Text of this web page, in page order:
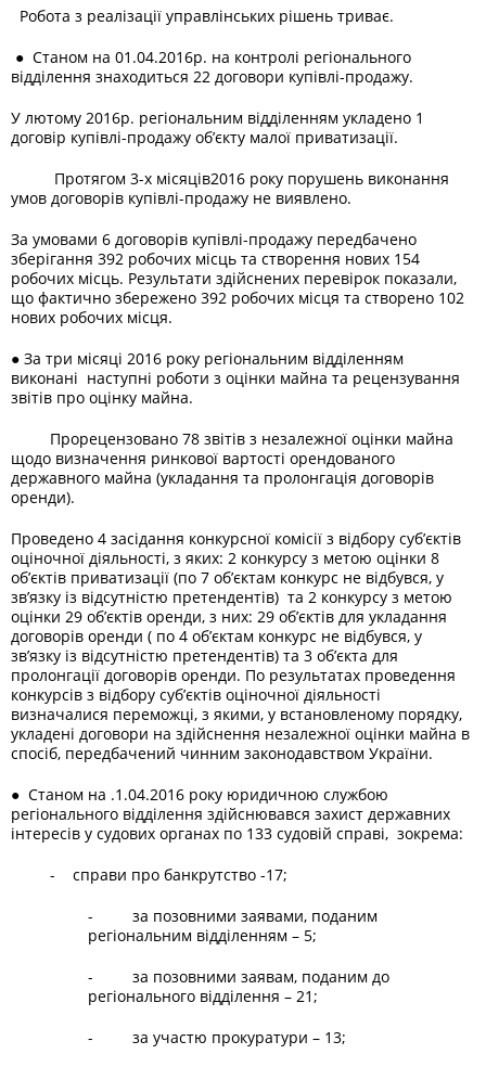
Робота з реалізації управлінських рішень триває.
● Станом на 01.04.2016р. на контролі регіонального
відділення знаходиться 22 договори купівлі-продажу.
У лютому 2016р. регіональним відділенням укладено 1
договір купівлі-продажу об’єкту малої приватизації.
Протягом 3-х місяців2016 року порушень виконання
умов договорів купівлі-продажу не виявлено.
За умовами 6 договорів купівлі-продажу передбачено
зберігання 392 робочих місць та створення нових 154
робочих місць. Результати здійснених перевірок показали,
що фактично збережено 392 робочих місця та створено 102
нових робочих місця.
● За три місяці 2016 року регіональним відділенням
виконані наступні роботи з оцінки майна та рецензування
звітів про оцінку майна.
Прорецензовано 78 звітів з незалежної оцінки майна
щодо визначення ринкової вартості орендованого
державного майна (укладання та пролонгація договорів
оренди).
Проведено 4 засідання конкурсної комісії з відбору суб’єктів
оціночної діяльності, з яких: 2 конкурсу з метою оцінки 8
об’єктів приватизації (по 7 об’єктам конкурс не відбувся, у
зв’язку із відсутністю претендентів) та 2 конкурсу з метою
оцінки 29 об’єктів оренди, з них: 29 об’єктів для укладання
договорів оренди ( по 4 об’єктам конкурс не відбувся, у
зв’язку із відсутністю претендентів) та 3 об’єкта для
пролонгації договорів оренди. По результатах проведення
конкурсів з відбору суб’єктів оціночної діяльності
визначалися переможці, з якими, у встановленому порядку,
укладені договори на здійснення незалежної оцінки майна в
спосіб, передбачений чинним законодавством України.
● Станом на .1.04.2016 року юридичною службою
регіонального відділення здійснювався захист державних
інтересів у судових органах по 133 судовій справі, зокрема:
- справи про банкрутство -17;
- за позовними заявами, поданим
регіональним відділенням – 5;
- за позовними заявам, поданим до
регіонального відділення – 21;
- за участю прокуратури – 13;